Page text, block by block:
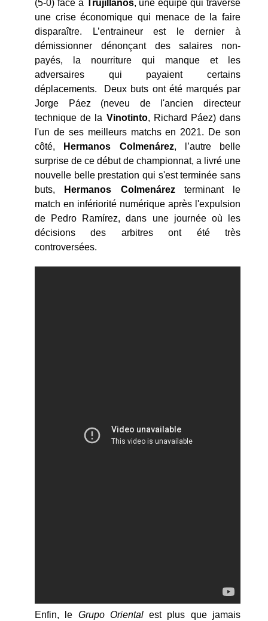
(5-0) face à Trujillanos, une équipe qui traverse
une crise économique qui menace de la faire
disparaître. L’entraineur est le dernier à
démissionner dénonçant des salaires non-
payés, la nourriture qui manque et les
adversaires qui payaient certains
déplacements. Deux buts ont été marqués par
Jorge Páez (neveu de l'ancien directeur
technique de la Vinotinto, Richard Páez) dans
l'un de ses meilleurs matchs en 2021. De son
côté,
Hermanos Colmenárez, l’autre belle
surprise de ce début de championnat, a livré une
nouvelle belle prestation qui s'est terminée sans
buts,
Hermanos Colmenárezterminant le
match en infériorité numérique après l'expulsion
de Pedro Ramírez, dans une journée où les
décisions des arbitres ont été très
controversées.
Enfin, le Grupo Orientalest plus que jamais